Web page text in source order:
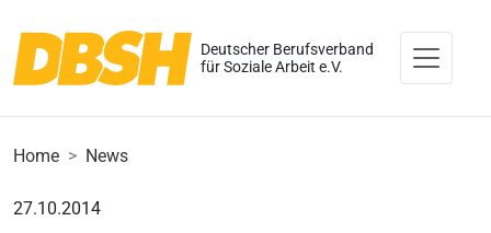
Deutscher Berufsverband
für Soziale Arbeit e.V.
Home News
27.10.2014